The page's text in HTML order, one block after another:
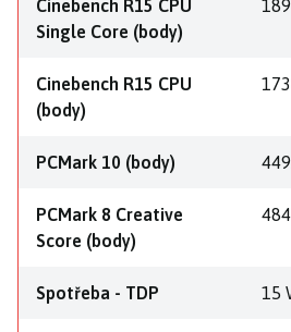
Cinebench R15 CPU
Single Core (body)
Cinebench R15 CPU
(body)
PCMark 10 (body)
PCMark 8 Creative
Score (body)
Spotřeba - TDP 15